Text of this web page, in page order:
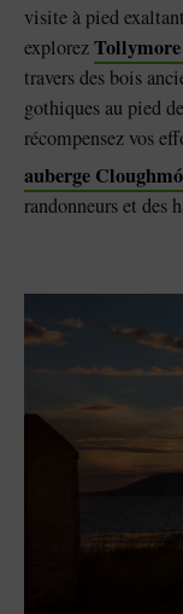
visite à pied
explorez
travers des bois
gothiques au pied
récompensez vos
auberge
randonneurs et des